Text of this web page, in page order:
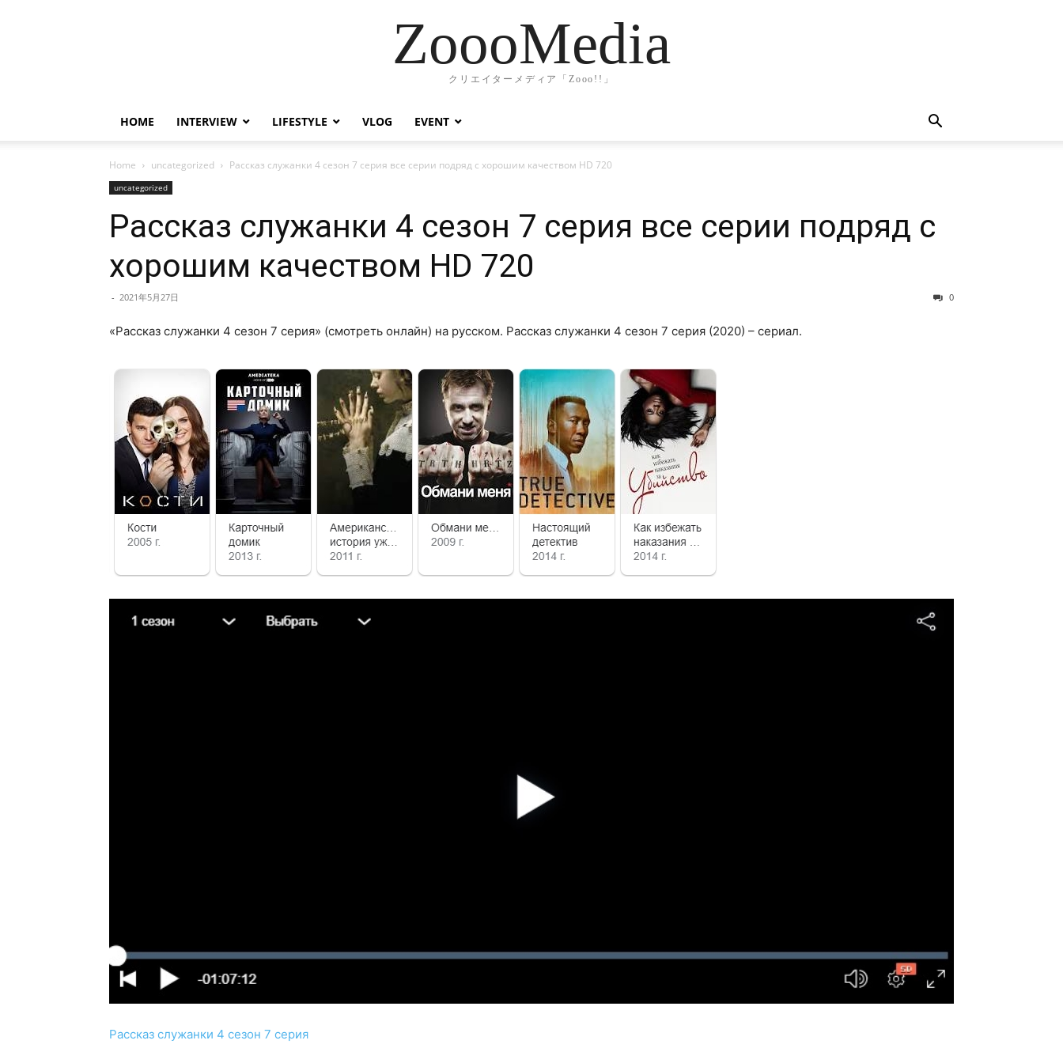
ZoooMedia
クリエイターメディア「Zooo!!」
HOME INTERVIEW LIFESTYLE VLOG EVENT
Home uncategorized Рассказ служанки 4 сезон 7 серия все серии подряд с хорошим качеством HD 720
uncategorized
Рассказ служанки 4 сезон 7 серия все серии подряд с
хорошим качеством HD 720
- 2021年5月27日 0
«Рассказ служанки 4 сезон 7 серия» (смотреть онлайн) на русском. Рассказ служанки 4 сезон 7 серия (2020) – сериал.
Рассказ служанки 4 сезон 7 серия